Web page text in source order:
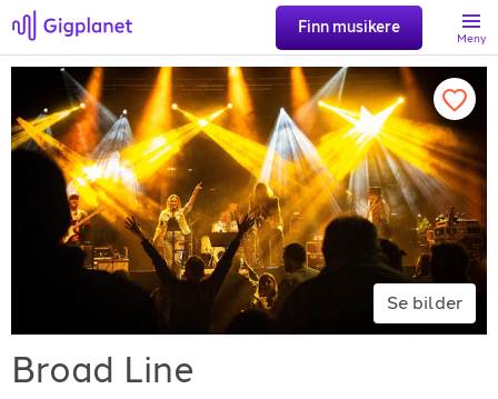
Finn musikere
Meny
Søk
Favoritter
Registrer artist
Se bilder
Broad Line